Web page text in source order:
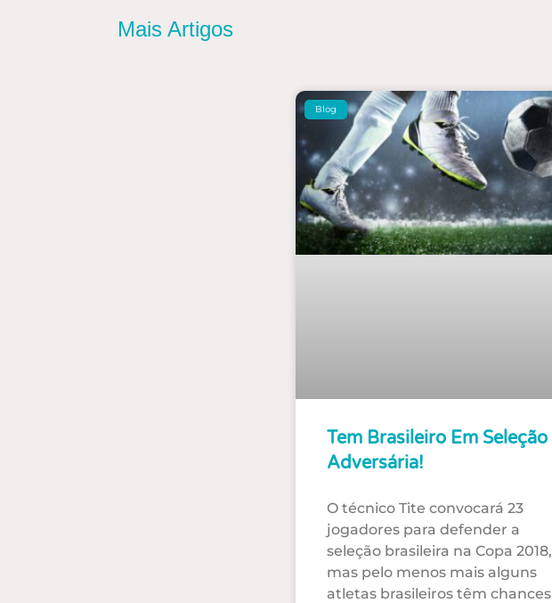
Mais Artigos
Blog
Tem Brasileiro Em Seleção
Adversária!
O técnico Tite convocará 23
jogadores para defender a
seleção brasileira na Copa 2018,
mas pelo menos mais alguns
atletas brasileiros têm chances